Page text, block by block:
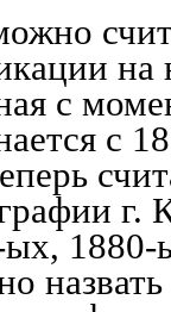
c
с
г.
1880-